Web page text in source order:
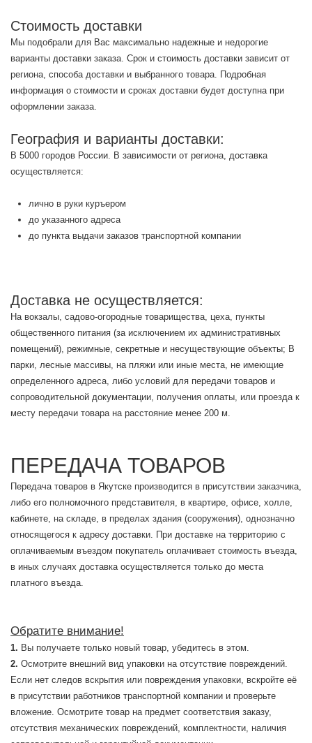
Стоимость доставки
Мы подобрали для Вас максимально надежные и недорогие
варианты доставки заказа. Срок и стоимость доставки зависит от
региона, способа доставки и выбранного товара. Подробная
информация о стоимости и сроках доставки будет доступна при
оформлении заказа.
География и варианты доставки:
В 5000 городов России. В зависимости от региона, доставка
осуществляется:
лично в руки куръером
до указанного адреса
до пункта выдачи заказов транспортной компании
Доставка не осуществляется:
На вокзалы, садово-огородные товарищества, цеха, пункты
общественного питания (за исключением их административных
помещений), режимные, секретные и несуществующие объекты; В
парки, лесные массивы, на пляжи или иные места, не имеющие
определенного адреса, либо условий для передачи товаров и
сопроводительной документации, получения оплаты, или проезда к
месту передачи товара на расстояние менее 200 м.
ПЕРЕДАЧА ТОВАРОВ
Передача товаров в Якутске производится в присутствии заказчика,
либо его полномочного представителя, в квартире, офисе, холле,
кабинете, на складе, в пределах здания (сооружения), однозначно
относящегося к адресу доставки. При доставке на территорию с
оплачиваемым въездом покупатель оплачивает стоимость въезда,
в иных случаях доставка осуществляется только до места
платного въезда.
Обратите внимание!
Вы получаете только новый товар, убедитесь в этом.
Осмотрите внешний вид упаковки на отсутствие повреждений.
Если нет следов вскрытия или повреждения упаковки, вскройте её
в присутствии работников транспортной компании и проверьте
вложение. Осмотрите товар на предмет соответствия заказу,
отсутствия механических повреждений, комплектности, наличия